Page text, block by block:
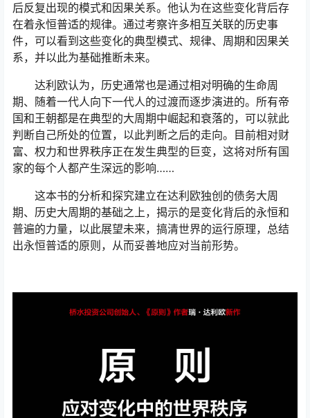
后反复出现的模式和因果关系。他认为在这些变化背后存
在着永恒普适的规律。通过考察许多相互关联的历史事
件，可以看到这些变化的典型模式、规律、周期和因果关
系，并以此为基础推断未来。
达利欧认为，历史通常也是通过相对明确的生命周
期、随着一代人向下一代人的过渡而逐步演进的。所有帝
国和王朝都是在典型的大周期中崛起和衰落的，可以就此
判断自己所处的位置，以此判断之后的走向。目前相对财
富、权力和世界秩序正在发生典型的巨变，这将对所有国
家的每个人都产生深远的影响……
这本书的分析和探究建立在达利欧独创的债务大周
期、历史大周期的基础之上，揭示的是变化背后的永恒和
普遍的力量，以此展望未来，搞清世界的运行原理，总结
出永恒普适的原则，从而妥善地应对当前形势。